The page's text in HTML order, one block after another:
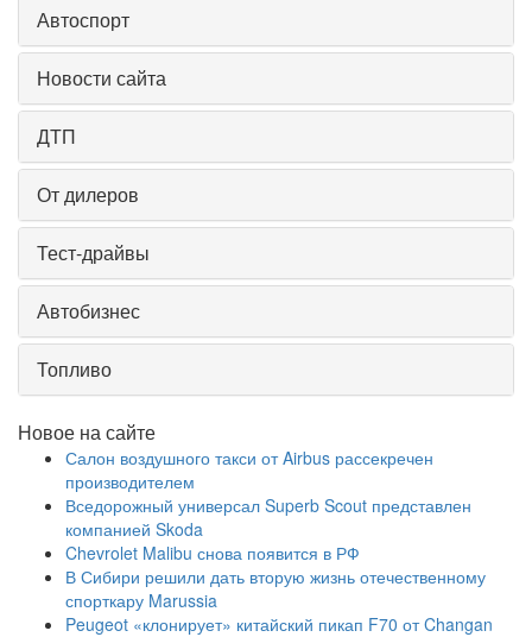
Автоспорт
Новости сайта
ДТП
От дилеров
Тест-драйвы
Автобизнес
Топливо
Новое на сайте
Салон воздушного такси от Airbus рассекречен
производителем
Вседорожный универсал Superb Scout представлен
компанией Skoda
Chevrolet Malibu снова появится в РФ
В Сибири решили дать вторую жизнь отечественному
спорткару Marussia
Peugeot «клонирует» китайский пикап F70 от Changan